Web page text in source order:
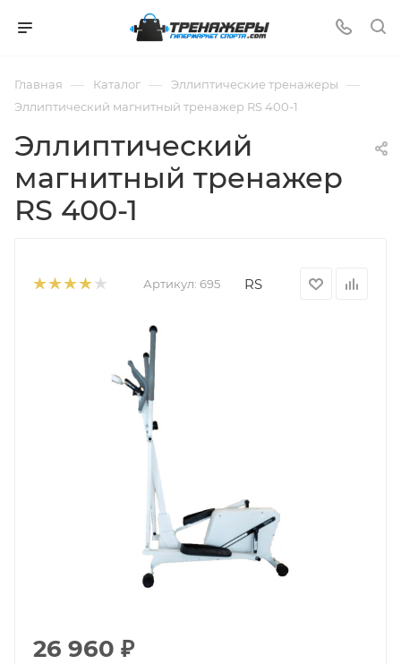
Главная — Каталог — Эллиптические тренажеры —
Эллиптический магнитный тренажер RS 400-1
Эллиптический
магнитный тренажер
RS 400-1
Артикул: 695 RS
26 960 ₽